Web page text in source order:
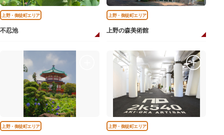
上野・御徒町エリア
不忍池
上野・御徒町エリア
上野の森美術館
上野・御徒町エリア 上野・御徒町エリア